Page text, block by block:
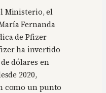
Ministerio, el
Fernanda
de Pfizer
ha invertido
dólares en
2020,
como un punto